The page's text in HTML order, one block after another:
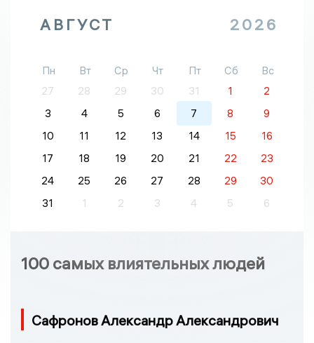
АВГУСТ 2026
Пн Вт Ср Чт Пт Сб
Вс
27
28 29 30 31 1
2
3
4 5 6 7 8
9
10
11 12 13 14 15
16
17
18 19 20 21 22
23
24
25 26 27 28 29
30
31
1 2 3 4 5 6
100 самых влиятельных людей
Сафронов Александр Александрович